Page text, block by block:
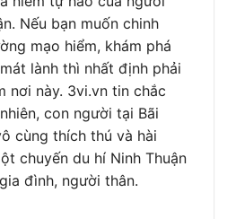
Nếu bạn muốn chinh
mạo hiểm, khám phá
lành thì nhất định phải
nơi này. 3vi.vn tin chắc
con người tại Bãi
cùng thích thú và hài
chuyến du hí Ninh Thuận
đình, người thân.